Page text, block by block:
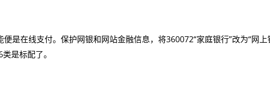
是在线支付。保护网银和网站金融信息，将360072“家庭银行”改为“网上
是标配了。